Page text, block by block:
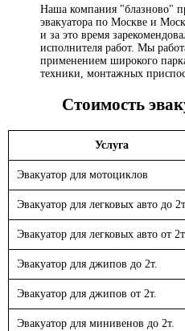
Наша компания "блазново"
эвакуатора по Москве и
и за это время
исполнителя работ. Мы
применением широкого
техники, монтажных
Стоимость
Услуга
Эвакуатор для мотоциклов
Эвакуатор для легковых авто до 2т.
Эвакуатор для легковых авто от 2т.
Эвакуатор для джипов до 2т.
Эвакуатор для джипов от 2т.
Эвакуатор для минивенов до 2т.